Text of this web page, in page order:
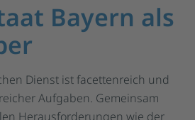
Bayern als
Dienst ist facettenreich und
Aufgaben. Gemeinsam
Herausforderungen wie der